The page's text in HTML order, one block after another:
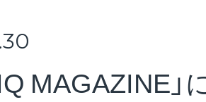
MAGAZINE